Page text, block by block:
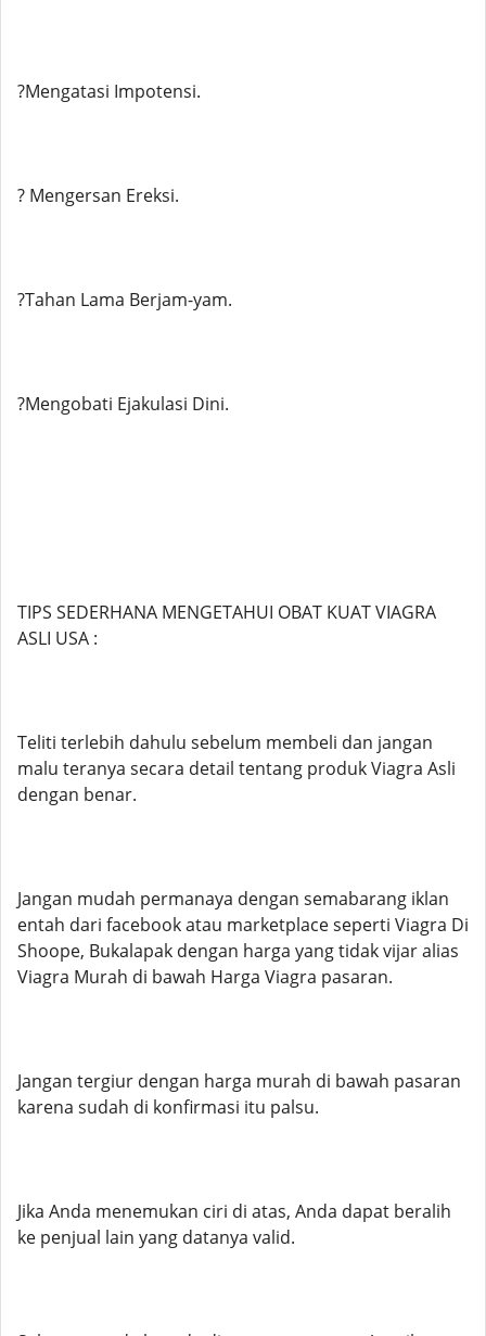
?Mengatasi Impotensi.
? Mengersan Ereksi.
?Tahan Lama Berjam-yam.
?Mengobati Ejakulasi Dini.
TIPS SEDERHANA MENGETAHUI OBAT KUAT VIAGRA
ASLI USA :
Teliti terlebih dahulu sebelum membeli dan jangan
malu teranya secara detail tentang produk Viagra Asli
dengan benar.
Jangan mudah permanaya dengan semabarang iklan
entah dari facebook atau marketplace seperti Viagra Di
Shoope, Bukalapak dengan harga yang tidak vijar alias
Viagra Murah di bawah Harga Viagra pasaran.
Jangan tergiur dengan harga murah di bawah pasaran
karena sudah di konfirmasi itu palsu.
Jika Anda menemukan ciri di atas, Anda dapat beralih
ke penjual lain yang datanya valid.